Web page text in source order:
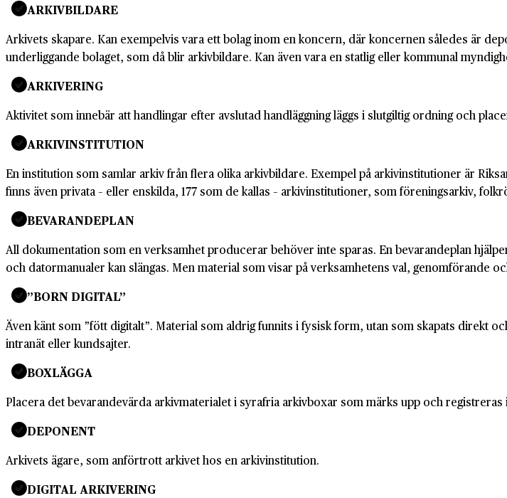
ARKIVBILDARE
Arkivets skapare. Kan exempelvis vara ett bolag inom en koncern, där koncernen således är
underliggande bolaget, som då blir arkivbildare. Kan även vara en statlig eller kommunal
ARKIVERING
Aktivitet som innebär att handlingar efter avslutad handläggning läggs i slutgiltig ordning och
ARKIVINSTITUTION
En institution som samlar arkiv från flera olika arkivbildare. Exempel på arkivinstitutioner är
finns även privata – eller enskilda, 177 som de kallas – arkivinstitutioner, som föreningsarkiv,
BEVARANDEPLAN
All dokumentation som en verksamhet producerar behöver inte sparas. En bevarandeplan
och datormanualer kan slängas. Men material som visar på verksamhetens val, genomförande
”BORN DIGITAL”
Även känt som ”fött digitalt”. Material som aldrig funnits i fysisk form, utan som skapats direkt
intranät eller kundsajter.
BOXLÄGGA
Placera det bevarandevärda arkivmaterialet i syrafria arkivboxar som märks upp och
DEPONENT
Arkivets ägare, som anförtrott arkivet hos en arkivinstitution.
DIGITAL ARKIVERING